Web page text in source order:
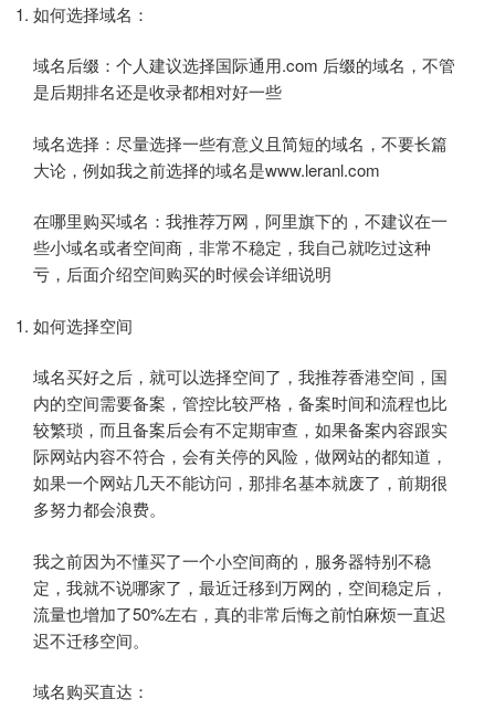
如何选择域名：
域名后缀：个人建议选择国际通用.com 后缀的域名，不管
是后期排名还是收录都相对好一些
域名选择：尽量选择一些有意义且简短的域名，不要长篇
大论，例如我之前选择的域名是www.leranl.com
在哪里购买域名：我推荐万网，阿里旗下的，不建议在一
些小域名或者空间商，非常不稳定，我自己就吃过这种
亏，后面介绍空间购买的时候会详细说明
如何选择空间
域名买好之后，就可以选择空间了，我推荐香港空间，国
内的空间需要备案，管控比较严格，备案时间和流程也比
较繁琐，而且备案后会有不定期审查，如果备案内容跟实
际网站内容不符合，会有关停的风险，做网站的都知道，
如果一个网站几天不能访问，那排名基本就废了，前期很
多努力都会浪费。
我之前因为不懂买了一个小空间商的，服务器特别不稳
定，我就不说哪家了，最近迁移到万网的，空间稳定后，
流量也增加了50%左右，真的非常后悔之前怕麻烦一直迟
迟不迁移空间。
域名购买直达：